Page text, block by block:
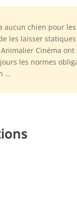
aucun chien pour
les laisser
Cinéma
les normes
…